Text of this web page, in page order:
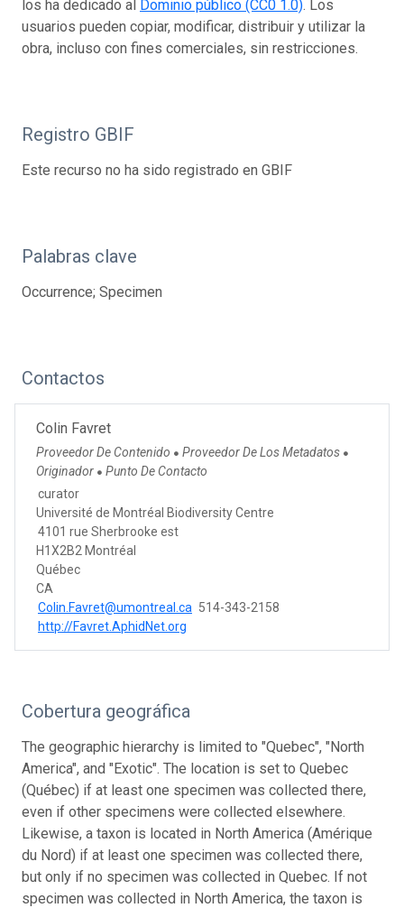
los ha dedicado al Dominio público (CC0 1.0). Los
usuarios pueden copiar, modificar, distribuir y utilizar la
obra, incluso con fines comerciales, sin restricciones.
Registro GBIF
Este recurso no ha sido registrado en GBIF
Palabras clave
Occurrence; Specimen
Contactos
Colin Favret
Proveedor De Contenido ● Proveedor De Los Metadatos ●
Originador ● Punto De Contacto
curator
Université de Montréal Biodiversity Centre
4101 rue Sherbrooke est
H1X2B2 Montréal
Québec
CA
Colin.Favret@umontreal.ca 514-343-2158
http://Favret.AphidNet.org
Cobertura geográfica
The geographic hierarchy is limited to "Quebec", "North
America", and "Exotic". The location is set to Quebec
(Québec) if at least one specimen was collected there,
even if other specimens were collected elsewhere.
Likewise, a taxon is located in North America (Amérique
du Nord) if at least one specimen was collected there,
but only if no specimen was collected in Quebec. If not
specimen was collected in North America, the taxon is